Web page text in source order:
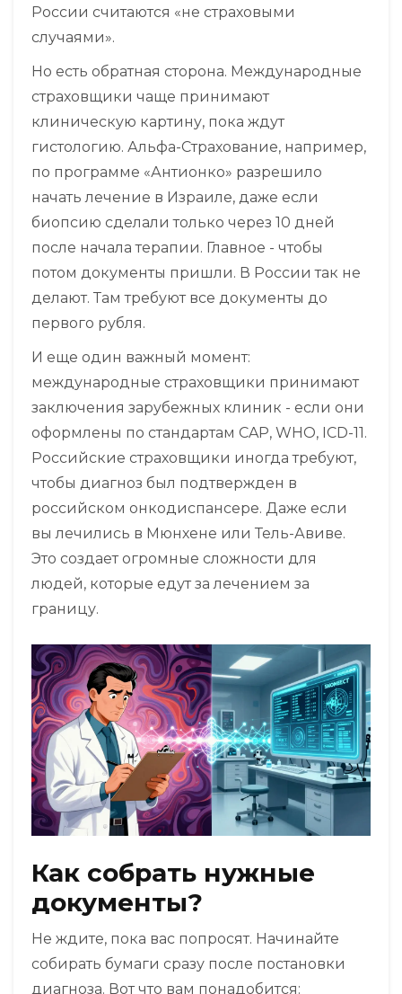
России считаются «не страховыми
случаями».
Но есть обратная сторона. Международные
страховщики чаще принимают
клиническую картину, пока ждут
гистологию. Альфа-Страхование, например,
по программе «Антионко» разрешило
начать лечение в Израиле, даже если
биопсию сделали только через 10 дней
после начала терапии. Главное - чтобы
потом документы пришли. В России так не
делают. Там требуют все документы до
первого рубля.
И еще один важный момент:
международные страховщики принимают
заключения зарубежных клиник - если они
оформлены по стандартам CAP, WHO, ICD-11.
Российские страховщики иногда требуют,
чтобы диагноз был подтвержден в
российском онкодиспансере. Даже если
вы лечились в Мюнхене или Тель-Авиве.
Это создает огромные сложности для
людей, которые едут за лечением за
границу.
Как собрать нужные
документы?
Не ждите, пока вас попросят. Начинайте
собирать бумаги сразу после постановки
диагноза. Вот что вам понадобится: